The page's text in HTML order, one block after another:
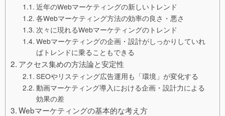
近年のWebマーケティングの新しいトレンド
各Webマーケティング方法の効率の良さ・悪さ
次々に現れるWebマーケティングのトレンド
Webマーケティングの企画・設計がしっかりしていれ
ばトレンドに乗ることもできる
アクセス集めの方法論と安定性
SEOやリスティング広告運用も「環境」が変化する
動画マーケティング導入における企画・設計力による
効果の差
Webマーケティングの基本的な考え方